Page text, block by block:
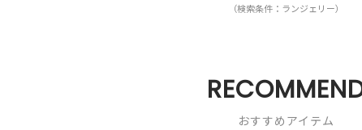
（検索条件：ランジェリー）
おすすめアイテム